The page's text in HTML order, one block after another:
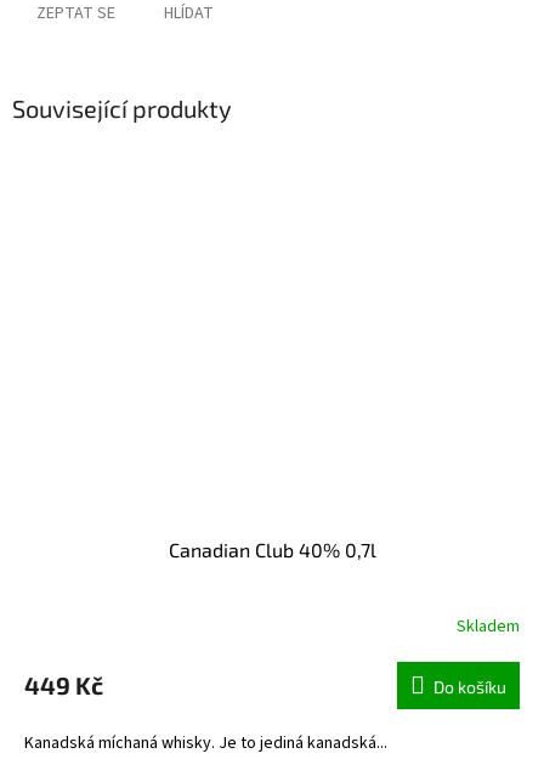
ZEPTAT SE HLÍDAT
Související produkty
Canadian Club 40% 0,7l
Skladem
449 Kč Do košíku
Kanadská míchaná whisky. Je to jediná kanadská...